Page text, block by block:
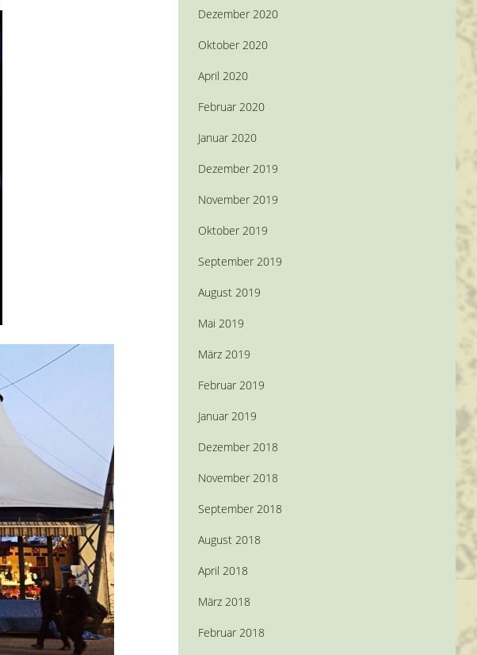
Dezember 2020
Oktober 2020
April 2020
Februar 2020
Januar 2020
Dezember 2019
November 2019
Oktober 2019
September 2019
August 2019
Mai 2019
März 2019
Februar 2019
Januar 2019
Dezember 2018
November 2018
September 2018
August 2018
April 2018
März 2018
Februar 2018